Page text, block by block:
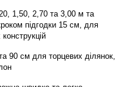
1,50, 2,70 та 3,00 м та
підгодки 15 см, для
90 см для торцевих ділянок,